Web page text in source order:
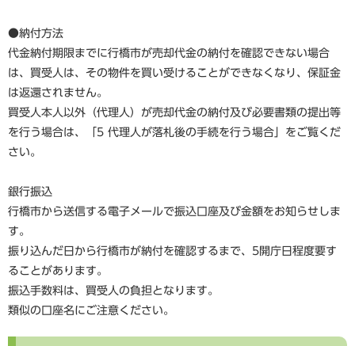
●納付方法
代金納付期限までに行橋市が売却代金の納付を確認できない場合
は、買受人は、その物件を買い受けることができなくなり、保証金
は返還されません。
買受人本人以外（代理人）が売却代金の納付及び必要書類の提出等
を行う場合は、「5 代理人が落札後の手続を行う場合」をご覧くだ
さい。
銀行振込
行橋市から送信する電子メールで振込口座及び金額をお知らせしま
す。
振り込んだ日から行橋市が納付を確認するまで、5開庁日程度要す
ることがあります。
振込手数料は、買受人の負担となります。
類似の口座名にご注意ください。